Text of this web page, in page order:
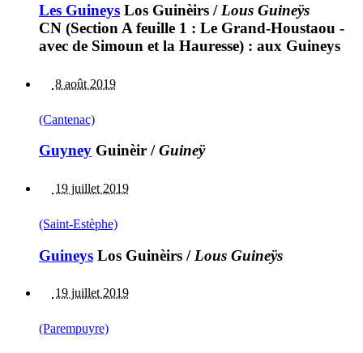
Les Guineys Los Guinèirs / Lous Guineÿs
CN (Section A feuille 1 : Le Grand-Houstaou -
avec de Simoun et la Hauresse) : aux Guineys
8 août 2019
(Cantenac)
Guyney Guinèir /Guineÿ
19 juillet 2019
(Saint-Estèphe)
Guineys Los Guinèirs / Lous Guineÿs
19 juillet 2019
(Parempuyre)